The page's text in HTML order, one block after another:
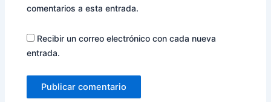
comentarios a esta entrada.
Recibir un correo electrónico con cada nueva
entrada.